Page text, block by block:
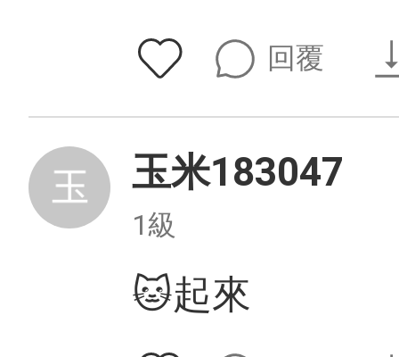
回覆
玉米183047
1級
🐱起來